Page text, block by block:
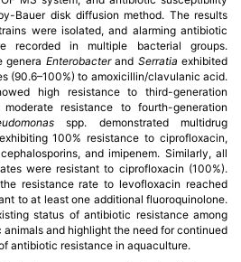
Bauer disk diffusion method. The results
were isolated, and alarming antibiotic
recorded in multiple bacterial groups.
genera Enterobacterand Serratia exhibited
(90.6–100%) to amoxicillin/clavulanic acid.
high resistance to third-generation
moderate resistance to fourth-generation
spp. demonstrated multidrug
100% resistance to ciprofloxacin,
and imipenem. Similarly, all
were resistant to ciprofloxacin (100%).
resistance rate to levofloxacin reached
to at least one additional fluoroquinolone.
status of antibiotic resistance among
and highlight the need for continued
antibiotic resistance in aquaculture.